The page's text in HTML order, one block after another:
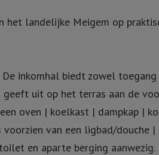
landelijke Meigem op
inkomhal biedt zowel
uit op het terras aan de
oven | koelkast | dampkap |
van een ligbad/douche
en aparte berging aanwezig.